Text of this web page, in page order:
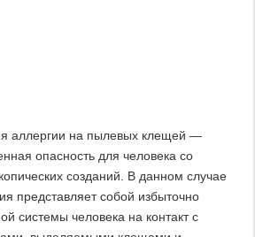
аллергии на пылевых клещей —
опасность для человека со
созданий. В данном случае
представляет собой избыточно
системы человека на контакт с